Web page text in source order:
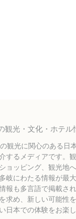
観光・文化・ホテ
観光に関心のある日
するメディアです。
ョッピング、観光地
岐にわたる情報が最
報も多言語で掲載さ
求め、新しい可能性
日本での体験をお楽し